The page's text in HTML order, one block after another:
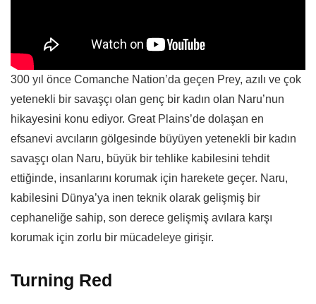
300 yıl önce Comanche Nation’da geçen Prey, azılı ve çok
yetenekli bir savaşçı olan genç bir kadın olan Naru’nun
hikayesini konu ediyor. Great Plains’de dolaşan en
efsanevi avcıların gölgesinde büyüyen yetenekli bir kadın
savaşçı olan Naru, büyük bir tehlike kabilesini tehdit
ettiğinde, insanlarını korumak için harekete geçer. Naru,
kabilesini Dünya’ya inen teknik olarak gelişmiş bir
cephaneliğe sahip, son derece gelişmiş avılara karşı
korumak için zorlu bir mücadeleye girişir.
Turning Red